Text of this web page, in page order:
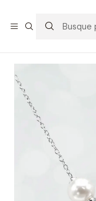
Cadena de Plata
YA-N385-1